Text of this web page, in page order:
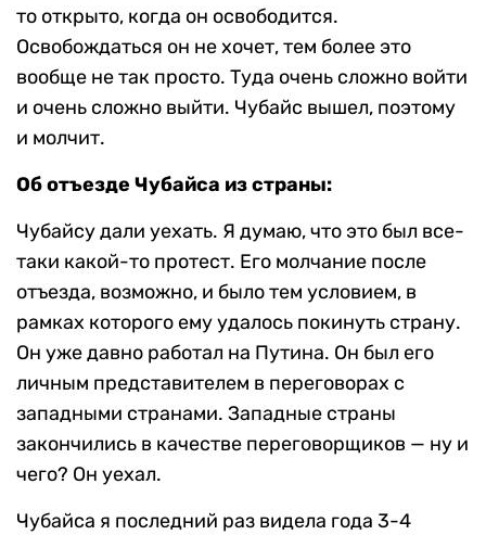
то открыто, когда он освободится.
Освобождаться он не хочет, тем более это
вообще не так просто. Туда очень сложно войти
и очень сложно выйти. Чубайс вышел, поэтому
и молчит.
Об отъезде Чубайса из страны:
Чубайсу дали уехать. Я думаю, что это был все-
таки какой-то протест. Его молчание после
отъезда, возможно, и было тем условием, в
рамках которого ему удалось покинуть страну.
Он уже давно работал на Путина. Он был его
личным представителем в переговорах с
западными странами. Западные страны
закончились в качестве переговорщиков — ну и
чего? Он уехал.
Чубайса я последний раз видела года 3-4